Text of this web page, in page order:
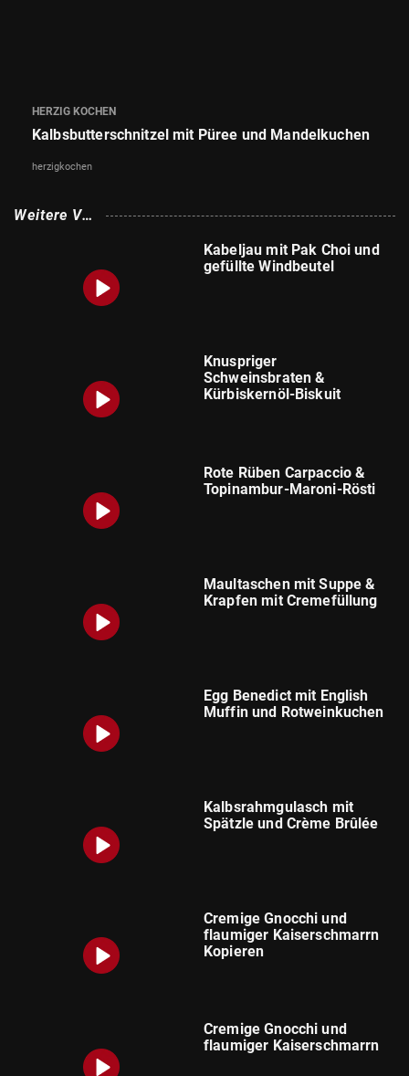
HERZIG KOCHEN
Kalbsbutterschnitzel mit Püree und Mandelkuchen
herzigkochen
Weitere Vi
Kabeljau mit Pak Choi und
gefüllte Windbeutel
Knuspriger
Schweinsbraten &
Kürbiskernöl-Biskuit
Rote Rüben Carpaccio &
Topinambur-Maroni-Rösti
Maultaschen mit Suppe &
Krapfen mit Cremefüllung
Egg Benedict mit English
Muffin und Rotweinkuchen
Kalbsrahmgulasch mit
Spätzle und Crème Brûlée
Cremige Gnocchi und
flaumiger Kaiserschmarrn
Kopieren
Cremige Gnocchi und
flaumiger Kaiserschmarrn